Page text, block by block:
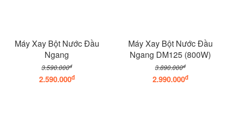
Máy Xay Bột Nước Đầu
Ngang
3.590.000đ
2.590.000đ
Máy Xay Bột Nước Đầu
Ngang DM125 (800W)
3.890.000đ
2.990.000đ